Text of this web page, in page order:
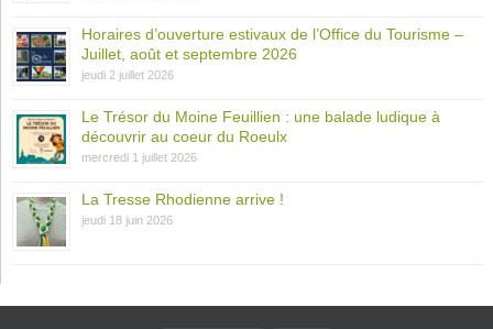
Horaires d’ouverture estivaux de l’Office du Tourisme –
Juillet, août et septembre 2026
jeudi 2 juillet 2026
Le Trésor du Moine Feuillien : une balade ludique à
découvrir au coeur du Roeulx
mercredi 1 juillet 2026
La Tresse Rhodienne arrive !
jeudi 18 juin 2026